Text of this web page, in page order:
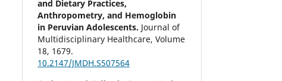
and Dietary Practices,
Anthropometry, and Hemoglobin
in Peruvian Adolescents. Journal of
Multidisciplinary Healthcare,Volume
18, 1679.
10.2147/JMDH.S507564